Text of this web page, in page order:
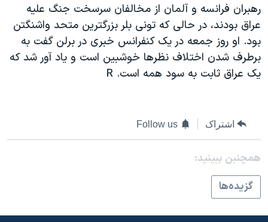
اقتصادی
علم و فناوری
اسرائیل در جنگ
گالری عکس
حمله جمهوری اسلامی به اسرائیل
رمز مهسا
ورزش زنان در ایران
اعتراضات زن، زندگی، آزادی
دادگاه حمید نوری
چهل سال گروگان‌گیری
قانون شفافیت دارائی کادر رهبری ایران
زبانهای مختلف
رهبران فرانسه و آلمان از مخالفان سرسخت جنگ عليه
عراق بودند، در حالی که تونی بلر بزرگترين متحد واشنگتن
بود. او روز جمعه در يک کنفرانس خبری در برلن گفت به
برطرف شدن اختلاف نظرها خوشبين است و ياد آور شد که
يک عراق ثابت به سود همه است. R
اشتراک Follow us
همچنبن ببینید:
گزيده‌ها